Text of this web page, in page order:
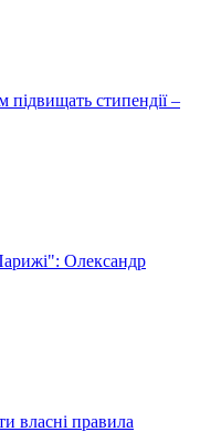
підвищать стипендії –
Олександр
власні правила